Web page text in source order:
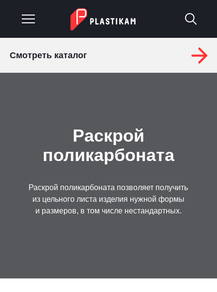
Изделия на заказ
Материалы
Оплата и доставка
Смотреть каталог
Раскрой
поликарбоната
Раскрой поликарбоната позволяет получить
из цельного листа изделия нужной формы
и размеров, в том числе нестандартных.